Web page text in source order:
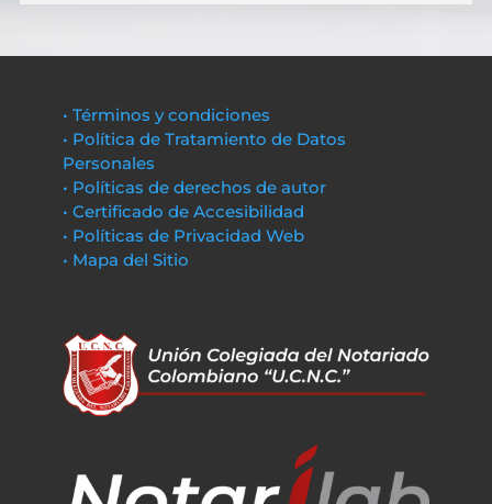
• Términos y condiciones
• Política de Tratamiento de Datos
Personales
• Políticas de derechos de autor
• Certificado de Accesibilidad
• Políticas de Privacidad Web
• Mapa del Sitio